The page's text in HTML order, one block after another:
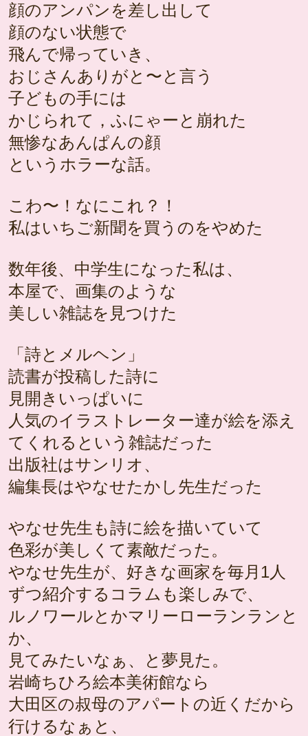
顔のアンパンを差し出して
顔のない状態で
飛んで帰っていき、
おじさんありがと〜と言う
子どもの手には
かじられて，ふにゃーと崩れた
無惨なあんぱんの顔
というホラーな話。
こわ〜！なにこれ？！
私はいちご新聞を買うのをやめた
数年後、中学生になった私は、
本屋で、画集のような
美しい雑誌を見つけた
「詩とメルヘン」
読書が投稿した詩に
見開きいっぱいに
人気のイラストレーター達が絵を添え
てくれるという雑誌だった
出版社はサンリオ、
編集長はやなせたかし先生だった
やなせ先生も詩に絵を描いていて
色彩が美しくて素敵だった。
やなせ先生が、好きな画家を毎月1人
ずつ紹介するコラムも楽しみで、
ルノワールとかマリーローランランと
か、
見てみたいなぁ、と夢見た。
岩崎ちひろ絵本美術館なら
大田区の叔母のアパートの近くだから
行けるなぁと、